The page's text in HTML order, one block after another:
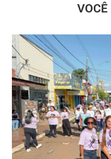
VOCÊ